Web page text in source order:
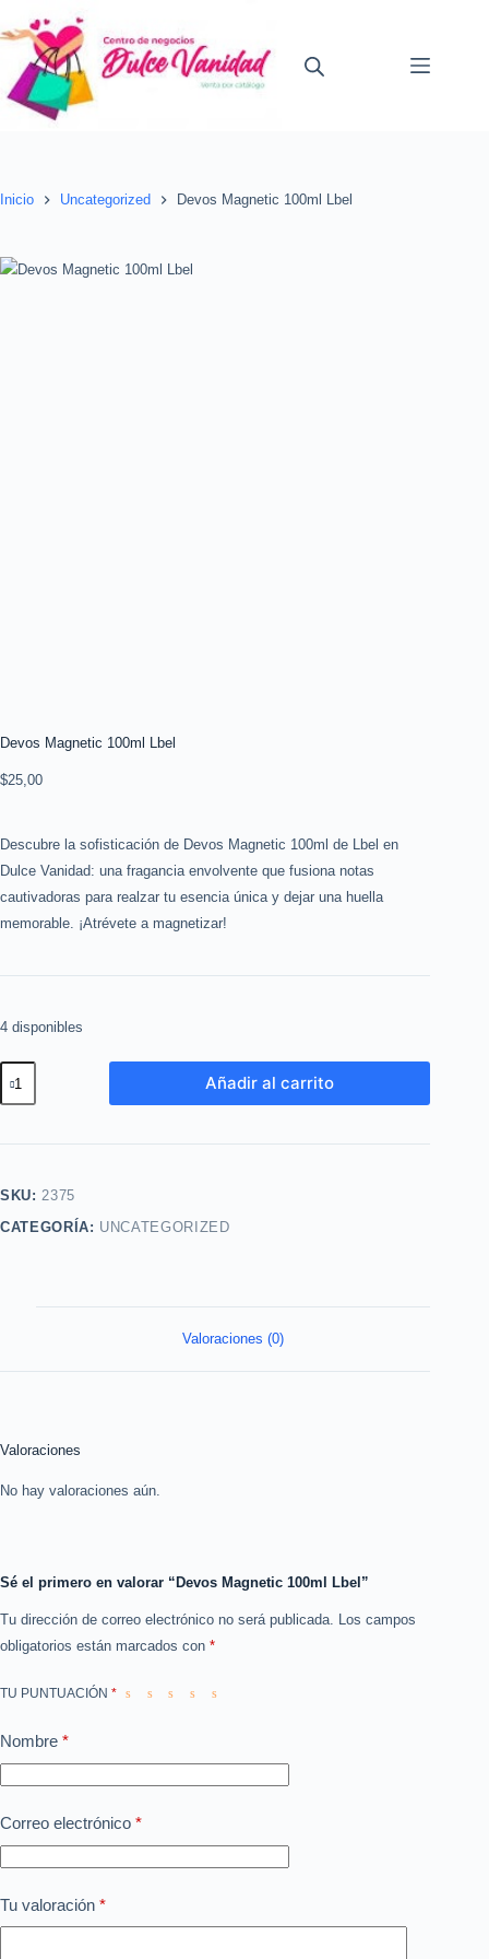
al
contenido
Inicio Uncategorized Devos Magnetic 100ml Lbel
Devos Magnetic 100ml Lbel
$25,00
Descubre la sofisticación de Devos Magnetic 100ml de Lbel en
Dulce Vanidad: una fragancia envolvente que fusiona notas
cautivadoras para realzar tu esencia única y dejar una huella
memorable. ¡Atrévete a magnetizar!
4 disponibles
Magnetic
Añadir al carrito
SKU:2375
CATEGORÍA: UNCATEGORIZED
Valoraciones (0)
Valoraciones
No hay valoraciones aún.
Sé el primero en valorar “Devos Magnetic 100ml Lbel”
Tu dirección de correo electrónico no será publicada.
Los campos
obligatorios están marcados con *
TU PUNTUACIÓN *
Nombre *
Correo electrónico *
Tu valoración *